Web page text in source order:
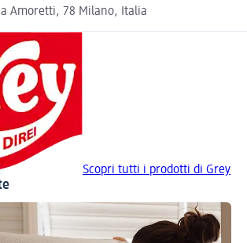
Amoretti, 78 Milano, Italia
Scopri tutti i prodotti di Grey